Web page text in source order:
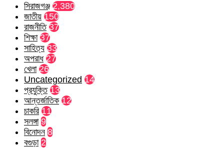
সিরাজগঞ্জ 2,380
জাতীয় 150
রাজনীতি 37
শিক্ষা 37
সাহিত্য 33
অপরাধ 27
খেলা 26
Uncategorized 14
প্রযুক্তি 13
আন্তর্জাতিক 12
চাকরি 11
সলঙ্গা 9
বিনোদন 8
বগুড়া 2